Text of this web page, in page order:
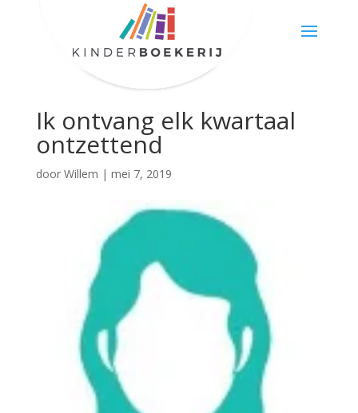
Ik ontvang elk kwartaal
ontzettend
door Willem | mei 7, 2019